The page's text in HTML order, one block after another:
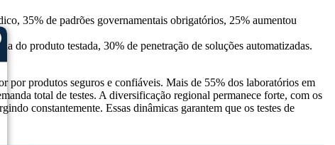
35% de padrões governamentais obrigatórios, 25% aumentou
do produto testada, 30% de penetração de soluções automatizadas.
por produtos seguros e confiáveis. Mais de 55% dos laboratórios em
total de testes. A diversificação regional permanece forte, com os
constantemente. Essas dinâmicas garantem que os testes de